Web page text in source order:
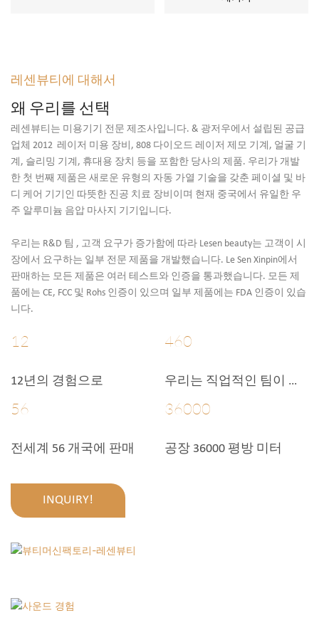
레센뷰티에 대해서
왜 우리를 선택
레센뷰티는 미용기기 전문 제조사입니다. & 광저우에서 설립된 공급
업체 2012 레이저 미용 장비, 808 다이오드 레이저 제모 기계, 얼굴 기
계, 슬리밍 기계, 휴대용 장치 등을 포함한 당사의 제품. 우리가 개발
한 첫 번째 제품은 새로운 유형의 자동 가열 기술을 갖춘 페이셜 및 바
디 케어 기기인 따뜻한 진공 치료 장비이며 현재 중국에서 유일한 우
주 알루미늄 음압 마사지 기기입니다.
우리는 R&D 팀 , 고객 요구가 증가함에 따라 Lesen beauty는 고객이 시
장에서 요구하는 일부 전문 제품을 개발했습니다. Le Sen Xinpin에서
판매하는 모든 제품은 여러 테스트와 인증을 통과했습니다. 모든 제
품에는 CE, FCC 및 Rohs 인증이 있으며 일부 제품에는 FDA 인증이 있습
니다.
12
12년의 경험으로
460
우리는 직업적인 팀이 있
습니다
56
전세계 56 개국에 판매
36000
공장 36000 평방 미터
INQUIRY!